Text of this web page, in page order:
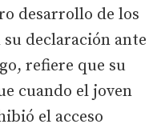
desarrollo de los
declaración ante
refiere que su
cuando el joven
el acceso